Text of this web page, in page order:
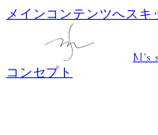
メインコンテンツへスキ
M's
コンセプト